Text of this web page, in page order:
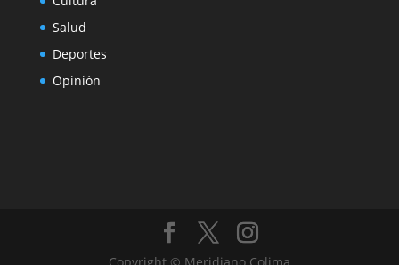
Salud
Deportes
Opinión
Copyright © Meridiano Colima